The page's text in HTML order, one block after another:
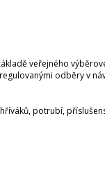
veřejného
odběry v
potrubí,